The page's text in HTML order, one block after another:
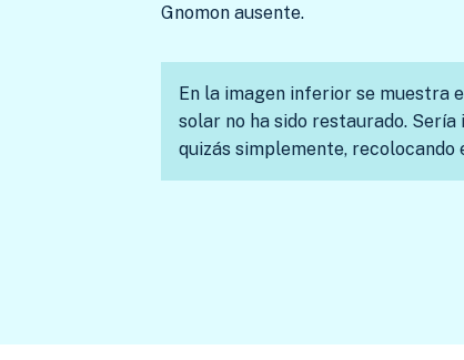
Gnomon ausente.
En la imagen inferior se muestra
solar no ha sido restaurado.
quizás simplemente, recolocando